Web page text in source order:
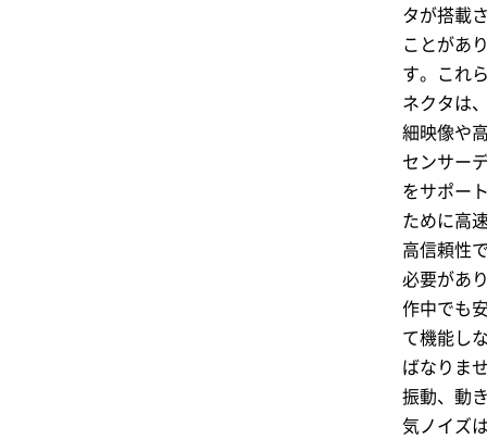
タが搭載
ことがあ
す。これ
ネクタは
細映像や
センサー
をサポー
ために高
高信頼性
必要があ
作中でも
て機能し
ばなりま
振動、動
気ノイズ